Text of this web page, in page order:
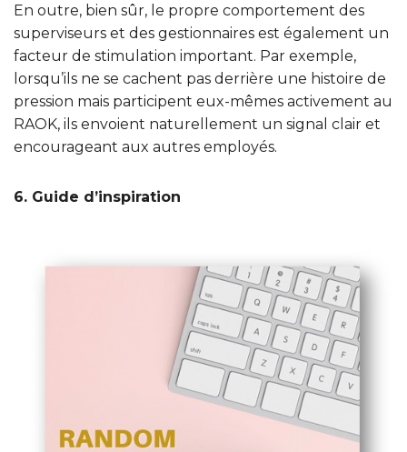
En outre, bien sûr, le propre comportement des
superviseurs et des gestionnaires est également un
facteur de stimulation important. Par exemple,
lorsqu’ils ne se cachent pas derrière une histoire de
pression mais participent eux-mêmes activement au
RAOK, ils envoient naturellement un signal clair et
encourageant aux autres employés.
6. Guide d’inspiration